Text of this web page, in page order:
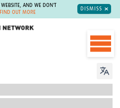
AND WE DON'T
FIND OUT MORE
DISMISS